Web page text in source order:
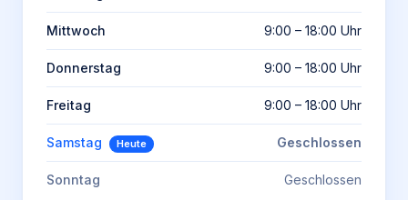
Mittwoch 9:00 – 18:00 Uhr
Donnerstag 9:00 – 18:00 Uhr
Freitag 9:00 – 18:00 Uhr
Samstag Heute Geschlossen
Sonntag Geschlossen